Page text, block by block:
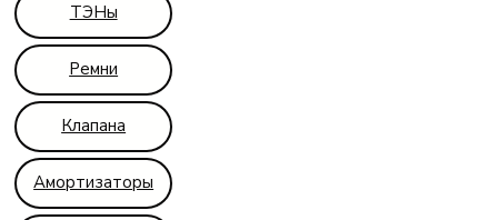
ТЭНы
Ремни
Клапана
Амортизаторы